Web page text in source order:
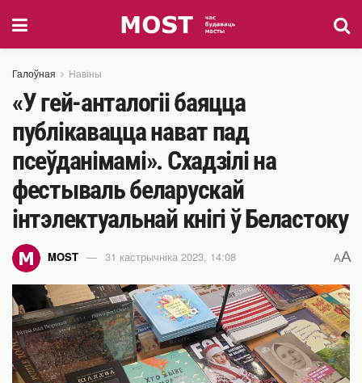
Галоўная Навіны
«У гей-анталогіі баяцца
публікавацца нават пад
псеўданімамі». Схадзілі на
фестываль беларускай
інтэлектуальнай кнігі ў Беластоку
MOST 31 кастрычніка 2023, 14:08 AA